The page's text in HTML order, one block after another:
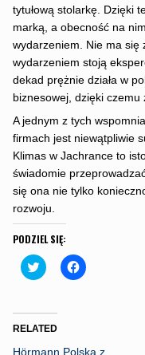
tytułową stolarkę. Dzięki
marką, a obecność na
wydarzeniem. Nie ma się
wydarzeniem stoją
dekad prężnie działa w
biznesowej, dzięki
A jednym z tych
firmach jest niewątpliwie
Klimas w Jachrance to
świadomie
się ona nie tylko
rozwoju.
PODZIEL SIĘ:
C
l
t
o
h
C
l
h
RELATED
Hörmann Polska z